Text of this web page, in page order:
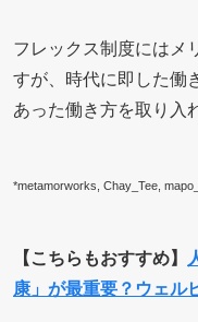
フレックス制度にはメ
すが、時代に即した働
あった働き方を取り入
*metamorworks, Chay_Tee,
【こちらもおすすめ】
康」が最重要？ウェル